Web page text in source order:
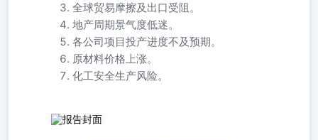
全球贸易摩擦及出口受阻。
地产周期景气度低迷。
各公司项目投产进度不及预期。
原材料价格上涨。
化工安全生产风险。
优于大市 核心观点 行业研究·行业月报 基础化工·化学制品